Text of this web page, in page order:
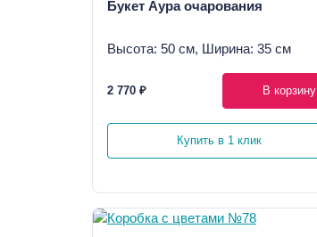
Букет Аура очарования
Высота: 50 см, Ширина: 35 см
2 770 ₽ В корзину
Купить в 1 клик